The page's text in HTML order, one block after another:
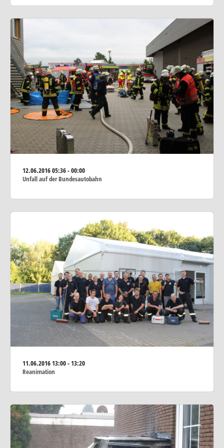
12.06.201605:36 - 00:00
Unfall auf der Bundesautobahn
11.06.201613:00 - 13:20
Reanimation